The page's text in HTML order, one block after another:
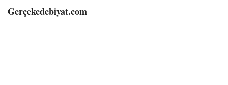
Gerçekedebiyat.com